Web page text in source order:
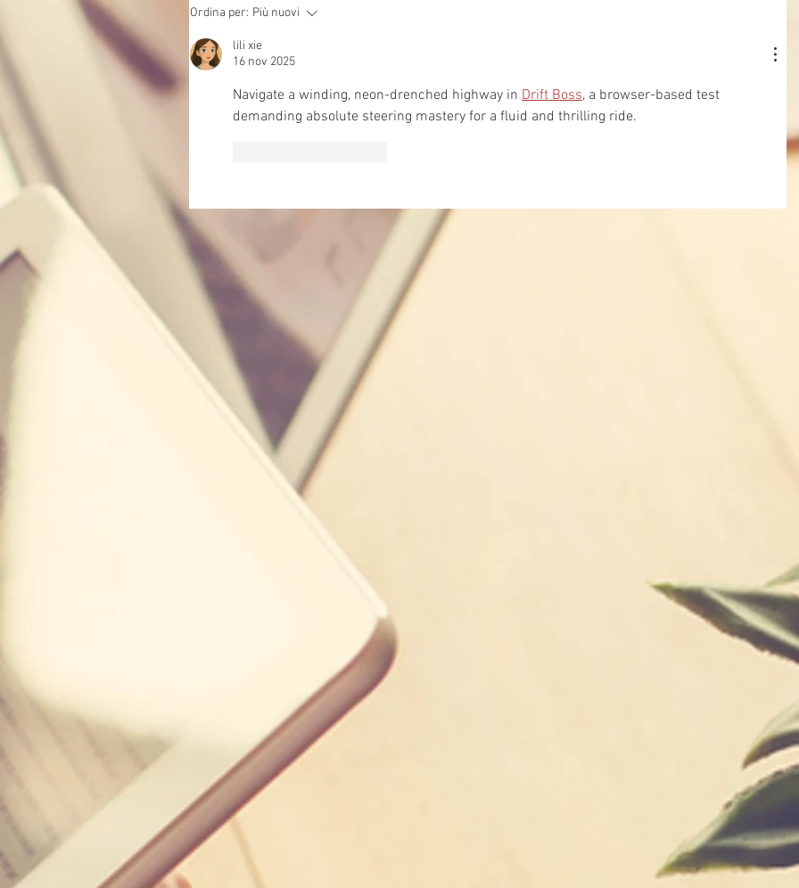
Ordina per: Più nuovi
lili xie
16 nov 2025
Navigate a winding, neon-drenched highway in Drift Boss, a browser-based test
demanding absolute steering mastery for a fluid and thrilling ride.